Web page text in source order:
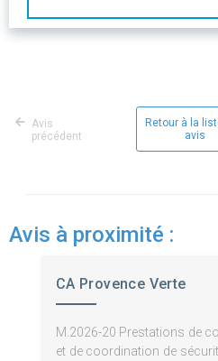
Avis
précédent
Retour à la
avis
Avis à proximité :
CA Provence Verte
M.2026-20 Prestations de
et de coordination de